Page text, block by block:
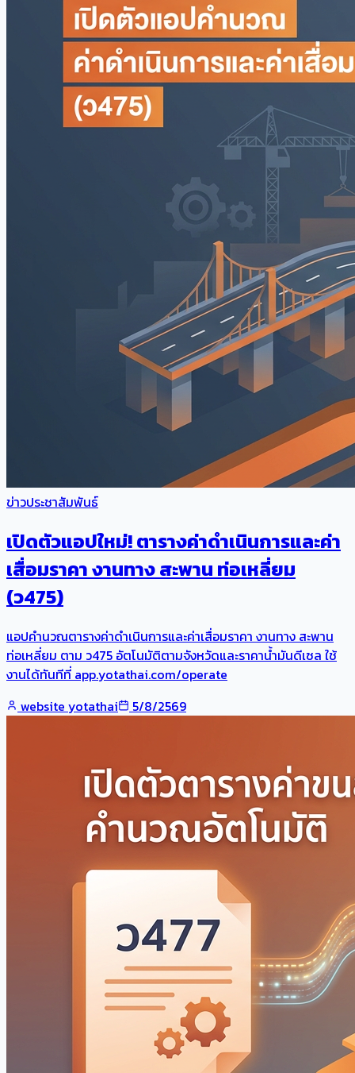
ข่าวประชาสัมพันธ์
เปิดตัวแอปใหม่! ตารางค่าดำเนินการและค่า
เสื่อมราคา งานทาง สะพาน ท่อเหลี่ยม
(ว475)
แอปคำนวณตารางค่าดำเนินการและค่าเสื่อมราคา งานทาง สะพาน
ท่อเหลี่ยม ตาม ว475 อัตโนมัติตามจังหวัดและราคาน้ำมันดีเซล ใช้
งานได้ทันทีที่ app.yotathai.com/operate
website yotathai
5/8/2569